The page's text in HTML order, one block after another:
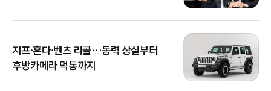
지프·혼다·벤츠 리콜…동력 상실부터
후방카메라 먹통까지